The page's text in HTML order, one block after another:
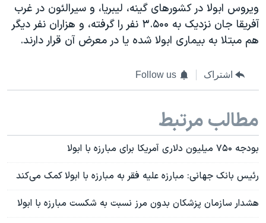
ویروس ابولا در کشورهای گینه، لیبریا، و سیرالئون در غرب
آفریقا جان نزدیک به ۳.۵۰۰ نفر را گرفته، و هزاران نفر دیگر
هم مبتلا به بیماری ابولا شده یا در معرض آن قرار دارند.
اشتراک Follow us
مطالب مرتبط
بودجه ۷۵۰ میلیون دلاری آمریکا برای مبارزه با ابولا
رئيس بانک جهانی: مبارزه عليه فقر به مبارزه با ابولا کمک می‌کند
هشدار سازمان پزشکان بدون مرز نسبت به شکست مبارزه با ابولا